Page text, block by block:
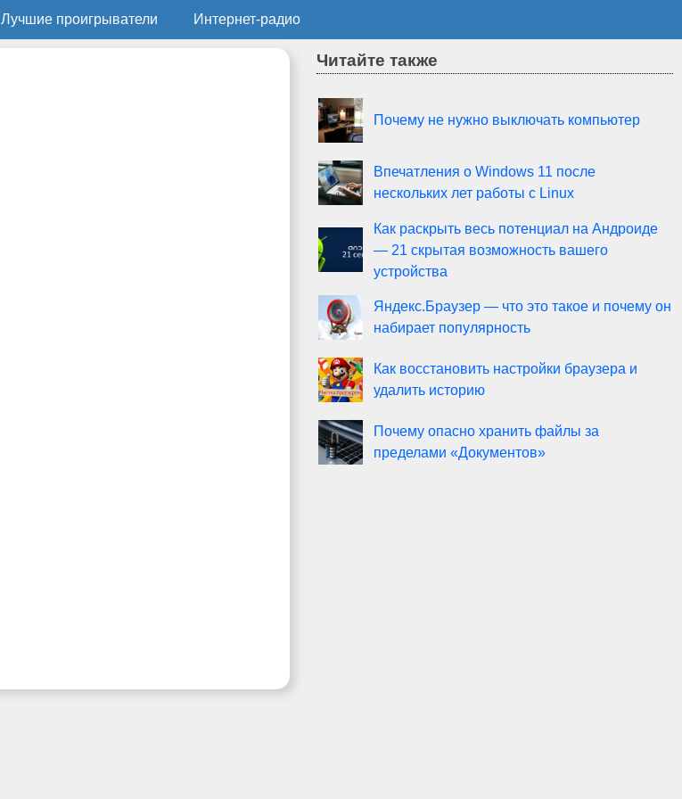
Лучшие проигрыватели Интернет-радио
Читайте также
Почему не нужно выключать компьютер
Впечатления о Windows 11 после
нескольких лет работы с Linux
Как раскрыть весь потенциал на Андроиде
— 21 скрытая возможность вашего
устройства
Яндекс.Браузер — что это такое и почему он
набирает популярность
Как восстановить настройки браузера и
удалить историю
Почему опасно хранить файлы за
пределами «Документов»